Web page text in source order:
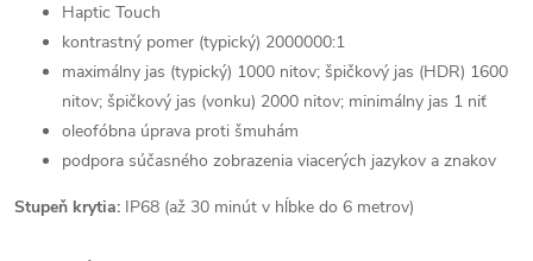
Haptic Touch
kontrastný pomer (typický) 2000000:1
maximálny jas (typický) 1000 nitov; špičkový jas (HDR) 1600
nitov; špičkový jas (vonku) 2000 nitov; minimálny jas 1 niť
oleofóbna úprava proti šmuhám
podpora súčasného zobrazenia viacerých jazykov a znakov
Stupeň krytia: IP68 (až 30 minút v hĺbke do 6 metrov)